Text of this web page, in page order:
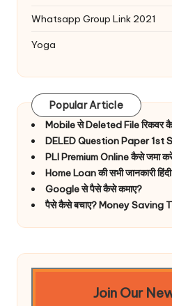
Whatsapp Group Link 2021
Yoga
Popular Article
Mobile से Deleted File रिकवर
DELED Question Paper 1st
PLI Premium Online कैसे जमा
Home Loan की सभी जानकारी
Google से पैसे कैसे कमाए?
पैसे कैसे बचाए? Money Saving
Join Our